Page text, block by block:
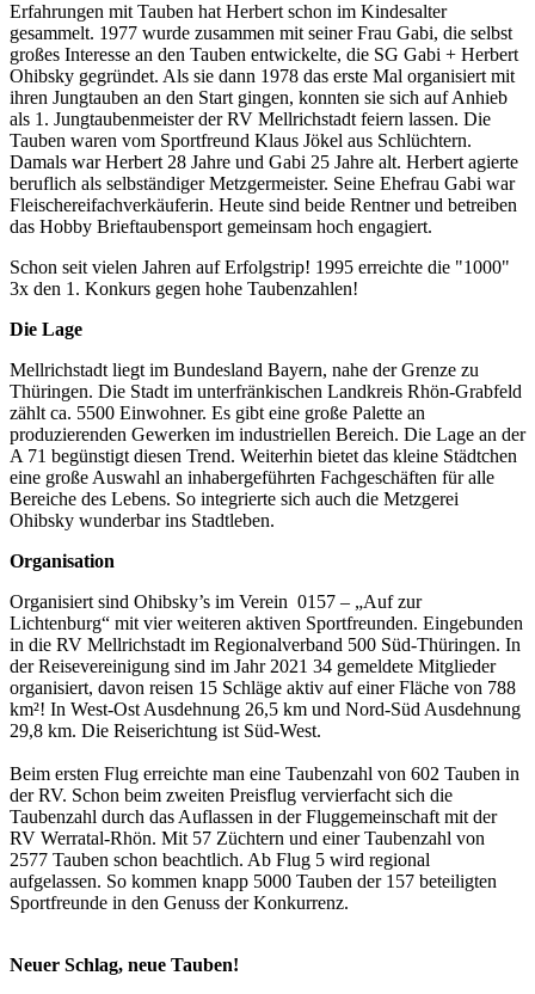
Erfahrungen mit Tauben hat Herbert schon im Kindesalter
gesammelt. 1977 wurde zusammen mit seiner Frau Gabi, die selbst
großes Interesse an den Tauben entwickelte, die SG Gabi + Herbert
Ohibsky gegründet. Als sie dann 1978 das erste Mal organisiert mit
ihren Jungtauben an den Start gingen, konnten sie sich auf Anhieb
als 1. Jungtaubenmeister der RV Mellrichstadt feiern lassen. Die
Tauben waren vom Sportfreund Klaus Jökel aus Schlüchtern.
Damals war Herbert 28 Jahre und Gabi 25 Jahre alt. Herbert agierte
beruflich als selbständiger Metzgermeister. Seine Ehefrau Gabi war
Fleischereifachverkäuferin. Heute sind beide Rentner und betreiben
das Hobby Brieftaubensport gemeinsam hoch engagiert.
Schon seit vielen Jahren auf Erfolgstrip! 1995 erreichte die "1000"
3x den 1. Konkurs gegen hohe Taubenzahlen!
Die Lage
Mellrichstadt liegt im Bundesland Bayern, nahe der Grenze zu
Thüringen. Die Stadt im unterfränkischen Landkreis Rhön-Grabfeld
zählt ca. 5500 Einwohner. Es gibt eine große Palette an
produzierenden Gewerken im industriellen Bereich. Die Lage an der
A 71 begünstigt diesen Trend. Weiterhin bietet das kleine Städtchen
eine große Auswahl an inhabergeführten Fachgeschäften für alle
Bereiche des Lebens. So integrierte sich auch die Metzgerei
Ohibsky wunderbar ins Stadtleben.
Organisation
Organisiert sind Ohibsky’s im Verein 0157 – „Auf zur
Lichtenburg“ mit vier weiteren aktiven Sportfreunden. Eingebunden
in die RV Mellrichstadt im Regionalverband 500 Süd-Thüringen. In
der Reisevereinigung sind im Jahr 2021 34 gemeldete Mitglieder
organisiert, davon reisen 15 Schläge aktiv auf einer Fläche von 788
km²! In West-Ost Ausdehnung 26,5 km und Nord-Süd Ausdehnung
29,8 km. Die Reiserichtung ist Süd-West.
Beim ersten Flug erreichte man eine Taubenzahl von 602 Tauben in
der RV. Schon beim zweiten Preisflug vervierfacht sich die
Taubenzahl durch das Auflassen in der Fluggemeinschaft mit der
RV Werratal-Rhön. Mit 57 Züchtern und einer Taubenzahl von
2577 Tauben schon beachtlich. Ab Flug 5 wird regional
aufgelassen. So kommen knapp 5000 Tauben der 157 beteiligten
Sportfreunde in den Genuss der Konkurrenz.
Neuer Schlag, neue Tauben!